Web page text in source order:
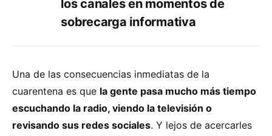
los canales en momentos de
sobrecarga informativa
Una de las consecuencias inmediatas de la
cuarentena es que la gente pasa mucho más tiempo
escuchando la radio, viendo la televisión o
revisando sus redes sociales. Y lejos de acercarles